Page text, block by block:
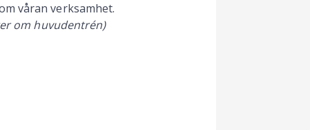
våran verksamhet.
om huvudentrén)